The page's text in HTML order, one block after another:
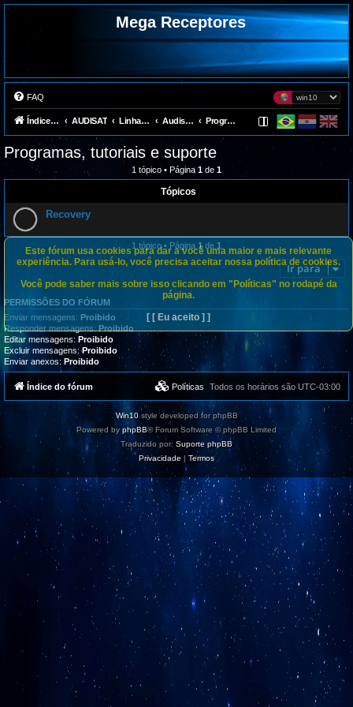
Mega Receptores
FAQ
Índice do fórum AUDISAT Linha antiga Audisat A3 Programas, tutoriais e suporte
Programas, tutoriais e suporte
1 tópico • Página1de 1
Tópicos
Recovery
1 tópico • Página 1de 1
Ir para
PERMISSÕES DO FÓRUM
Enviar mensagens: Proibido
Responder mensagens: Proibido
Editar mensagens:Proibido
Excluir mensagens:Proibido
Enviar anexos: Proibido
Este fórum usa cookies para dar a você uma maior e mais relevante
experiência. Para usá-lo, você precisa aceitar nossa política de cookies.
Você pode saber mais sobre isso clicando em "Políticas" no rodapé da
página.
[ [ Eu aceito ] ]
Índice do fórum Todos os horários são UTC-03:00
Políticas
Win10style developed for phpBB
Powered byphpBB® Forum Software © phpBB Limited
Traduzido por: Suporte phpBB
Privacidade | Termos